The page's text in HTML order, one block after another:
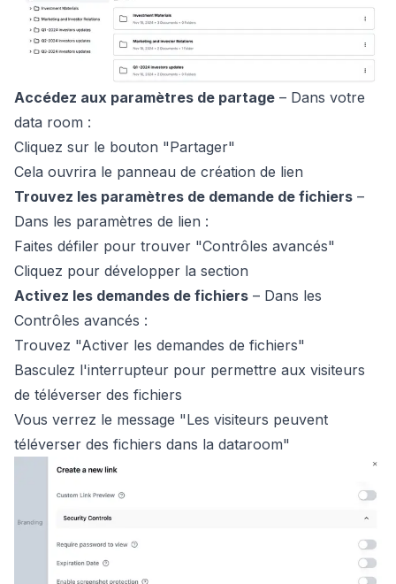
Accédez aux paramètres de partage – Dans votre
data room :
Cliquez sur le bouton "Partager"
Cela ouvrira le panneau de création de lien
Trouvez les paramètres de demande de fichiers –
Dans les paramètres de lien :
Faites défiler pour trouver "Contrôles avancés"
Cliquez pour développer la section
Activez les demandes de fichiers – Dans les
Contrôles avancés :
Trouvez "Activer les demandes de fichiers"
Basculez l'interrupteur pour permettre aux visiteurs
de téléverser des fichiers
Vous verrez le message "Les visiteurs peuvent
téléverser des fichiers dans la dataroom"